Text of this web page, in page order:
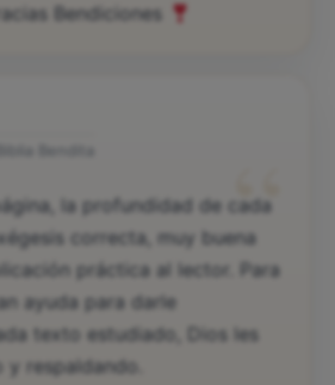
Bendiciones
“
la profundidad de cada
correcta, muy buena
práctica al lector. Para
ayuda para darle
texto estudiado, Dios les
respaldando.